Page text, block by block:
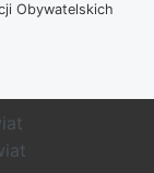
Obywatelskich